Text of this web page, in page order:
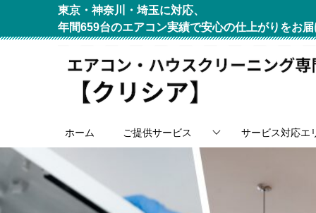
東京・神奈川・埼玉に対応、
年間659台のエアコン実績で安心の仕上がりをお届
ホーム ご提供サービス サービス対応エ